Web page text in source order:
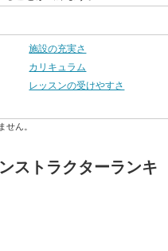
施設の充実さ
カリキュラム
レッスンの受けやすさ
ん。
ストラクターランキ